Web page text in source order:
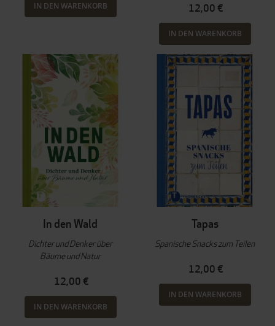
IN DEN WARENKORB 12,00 €
IN DEN WARENKORB
In den Wald
Dichter und Denker über
Bäume und Natur
12,00 €
IN DEN WARENKORB
Tapas
Spanische Snacks zum Teilen
12,00 €
IN DEN WARENKORB